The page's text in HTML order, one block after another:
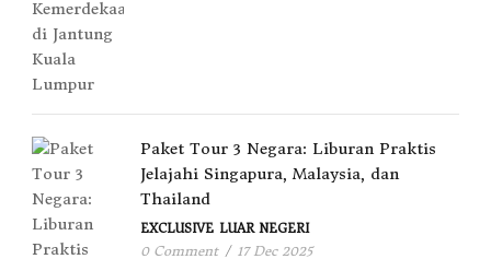
Paket Tour 3 Negara: Liburan Praktis
Jelajahi Singapura, Malaysia, dan
Thailand
EXCLUSIVE LUAR NEGERI
0 Comment / 17 Dec 2025